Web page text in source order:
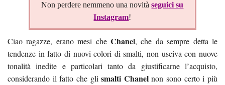
Non perdere nemmeno una novitàseguici su
Instagram!
Ciao ragazze, erano mesi che Chanel, che da sempre detta le
tendenze in fatto di nuovi colori di smalti, non usciva con nuove
tonalità inedite e particolari tanto da giustificarne l’acquisto,
considerando il fatto che glismalti Chanelnon sono certo i più